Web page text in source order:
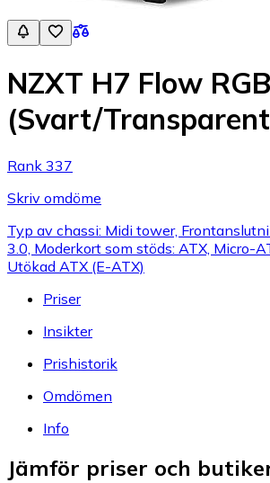
NZXT H7 Flow RGB
(Svart/
Rank 337
Skriv omdöme
Typ av chassi: Midi tower,
3.0, Moderkort som stöds: ATX, Micro-
Utökad ATX (E-ATX)
Priser
Insikter
Prishistorik
Omdömen
Info
Jämför priser och